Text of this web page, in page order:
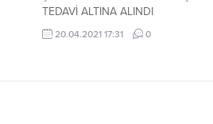
TEDAVİ ALTINA ALINDI
20.04.2021 17:31 0